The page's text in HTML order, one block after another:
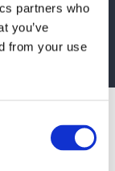
partners who
you’ve
from your use